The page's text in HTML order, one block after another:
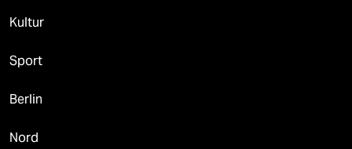
Kultur
Sport
Berlin
Nord